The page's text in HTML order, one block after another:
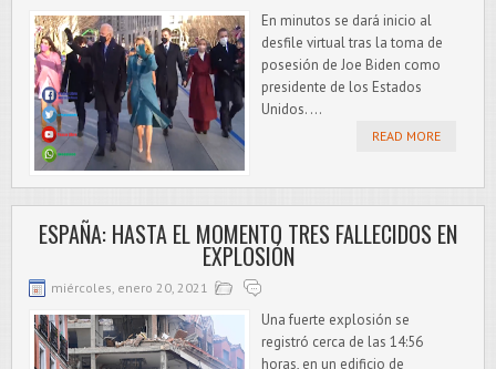
En minutos se dará inicio al
desfile virtual tras la toma de
posesión de Joe Biden como
presidente de los Estados
Unidos. ...
READ MORE
ESPAÑA: HASTA EL MOMENTO TRES FALLECIDOS EN
EXPLOSIÓN
miércoles, enero 20, 2021
Una fuerte explosión se
registró cerca de las 14:56
horas, en un edificio de